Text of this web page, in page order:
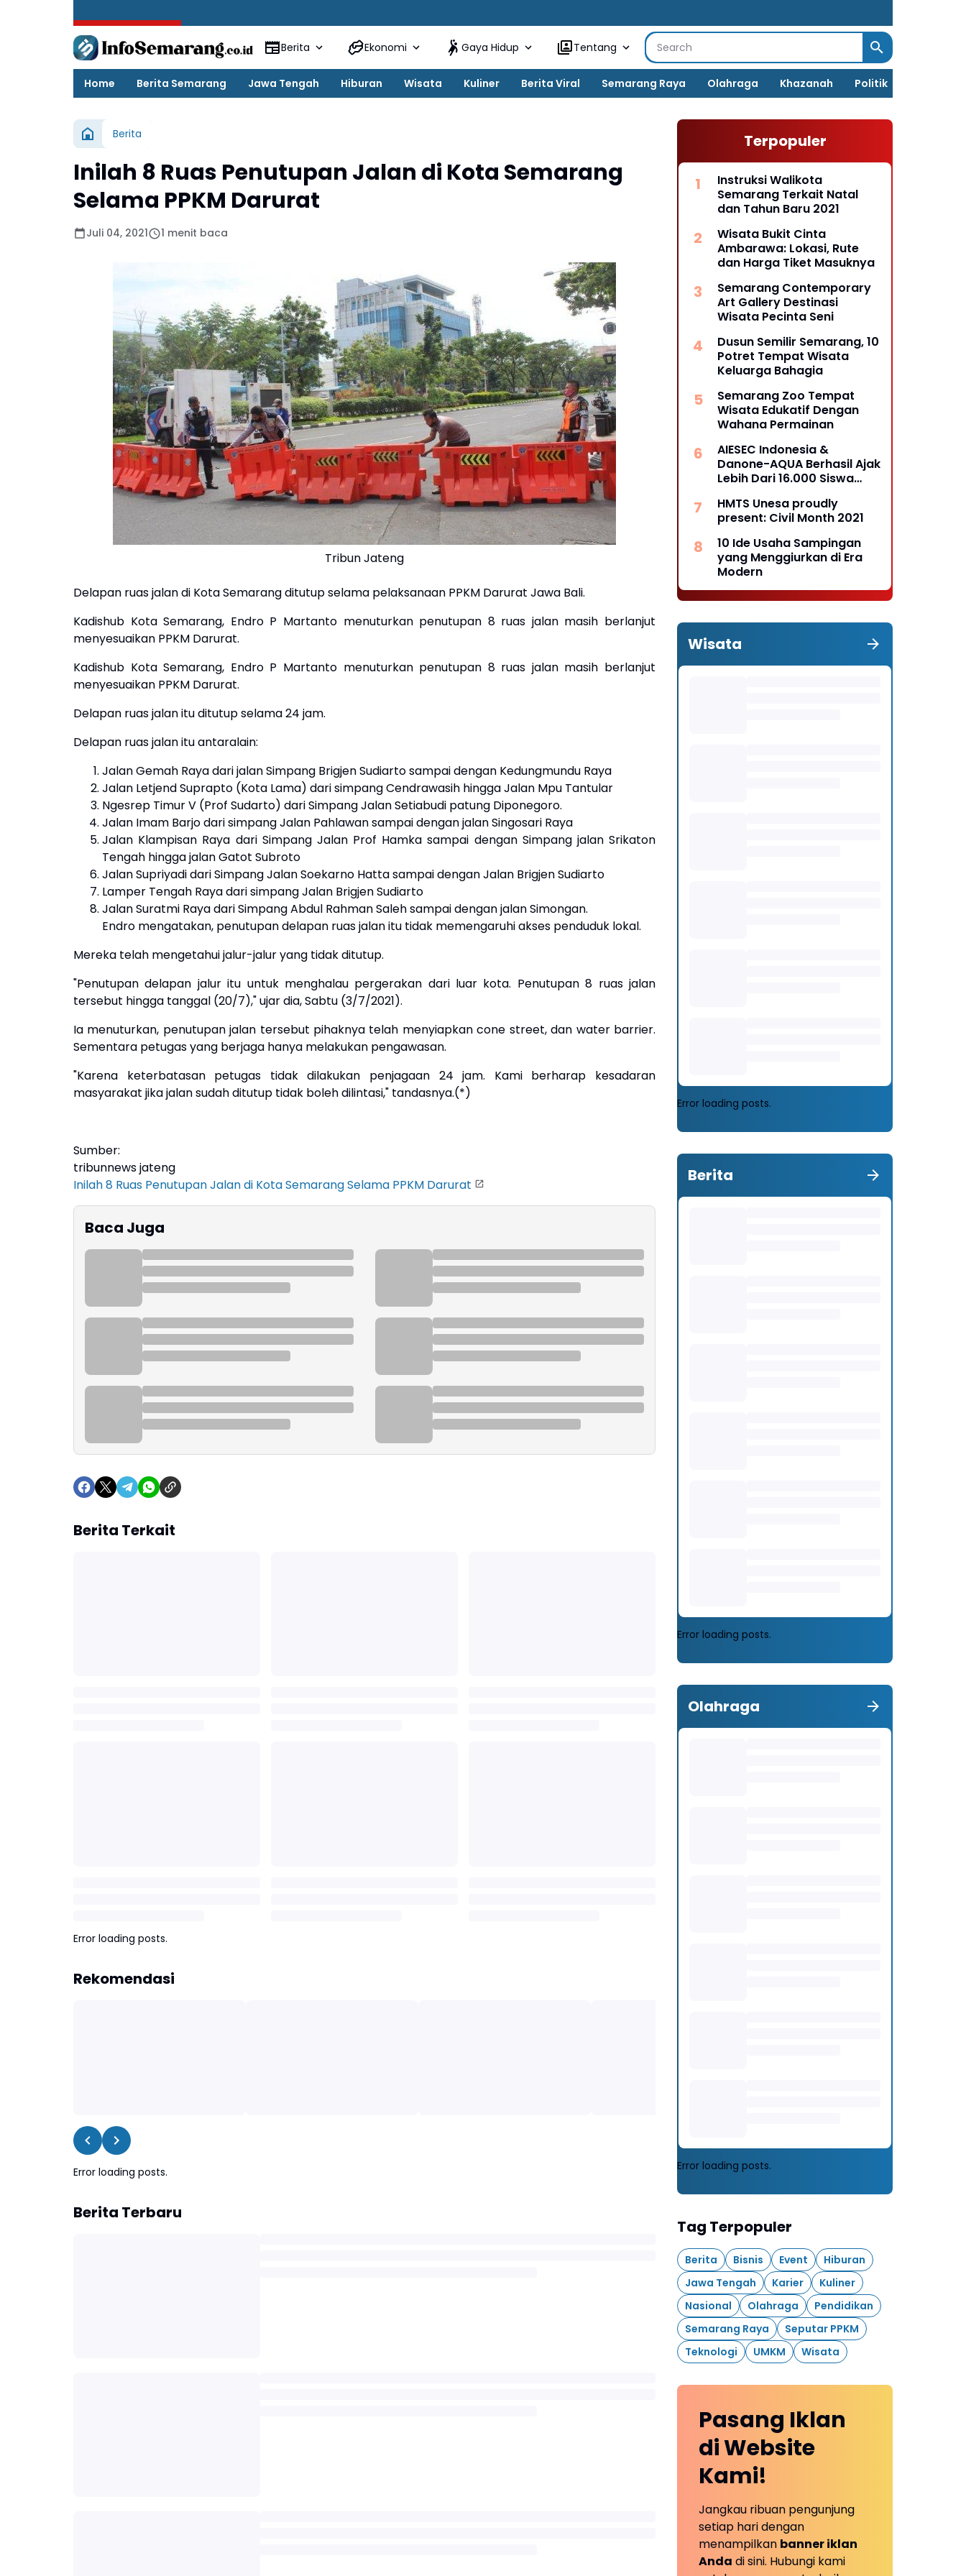
BREAKING NEWS
Berita Ekonomi Gaya Hidup Tentang
Home Berita Semarang Jawa Tengah Hiburan Wisata Kuliner Berita Viral Semarang Raya Olahraga Khazanah Politik
Berita
Inilah 8 Ruas Penutupan Jalan di Kota Semarang
Selama PPKM Darurat
Juli 04, 2021 1 menit baca
Tribun Jateng
Delapan ruas jalan di Kota Semarang ditutup selama pelaksanaan PPKM Darurat Jawa Bali.
Kadishub Kota Semarang, Endro P Martanto menuturkan penutupan 8 ruas jalan masih berlanjut
menyesuaikan PPKM Darurat.
Kadishub Kota Semarang, Endro P Martanto menuturkan penutupan 8 ruas jalan masih berlanjut
menyesuaikan PPKM Darurat.
Delapan ruas jalan itu ditutup selama 24 jam.
Delapan ruas jalan itu antaralain:
Jalan Gemah Raya dari jalan Simpang Brigjen Sudiarto sampai dengan Kedungmundu Raya
Jalan Letjend Suprapto (Kota Lama) dari simpang Cendrawasih hingga Jalan Mpu Tantular
Ngesrep Timur V (Prof Sudarto) dari Simpang Jalan Setiabudi patung Diponegoro.
Jalan Imam Barjo dari simpang Jalan Pahlawan sampai dengan jalan Singosari Raya
Jalan Klampisan Raya dari Simpang Jalan Prof Hamka sampai dengan Simpang jalan Srikaton
Tengah hingga jalan Gatot Subroto
Jalan Supriyadi dari Simpang Jalan Soekarno Hatta sampai dengan Jalan Brigjen Sudiarto
Lamper Tengah Raya dari simpang Jalan Brigjen Sudiarto
Jalan Suratmi Raya dari Simpang Abdul Rahman Saleh sampai dengan jalan Simongan.
Endro mengatakan, penutupan delapan ruas jalan itu tidak memengaruhi akses penduduk lokal.
Mereka telah mengetahui jalur-jalur yang tidak ditutup.
"Penutupan delapan jalur itu untuk menghalau pergerakan dari luar kota. Penutupan 8 ruas jalan
tersebut hingga tanggal (20/7)," ujar dia, Sabtu (3/7/2021).
Ia menuturkan, penutupan jalan tersebut pihaknya telah menyiapkan cone street, dan water barrier.
Sementara petugas yang berjaga hanya melakukan pengawasan.
"Karena keterbatasan petugas tidak dilakukan penjagaan 24 jam. Kami berharap kesadaran
masyarakat jika jalan sudah ditutup tidak boleh dilintasi," tandasnya.(*)
Sumber:
tribunnews jateng
Inilah 8 Ruas Penutupan Jalan di Kota Semarang Selama PPKM Darurat
Baca Juga
Berita Terkait
Error loading posts.
Rekomendasi
Error loading posts.
Berita Terbaru
Terpopuler
Instruksi Walikota
Semarang Terkait Natal
dan Tahun Baru 2021
Wisata Bukit Cinta
Ambarawa: Lokasi, Rute
dan Harga Tiket Masuknya
Semarang Contemporary
Art Gallery Destinasi
Wisata Pecinta Seni
Dusun Semilir Semarang, 10
Potret Tempat Wisata
Keluarga Bahagia
Semarang Zoo Tempat
Wisata Edukatif Dengan
Wahana Permainan
AIESEC Indonesia &
Danone-AQUA Berhasil Ajak
Lebih Dari 16.000 Siswa
Minum Air Mineral Melalui
Edukasi Interaktif
HMTS Unesa proudly
present: Civil Month 2021
10 Ide Usaha Sampingan
yang Menggiurkan di Era
Modern
Wisata
Error loading posts.
Berita
Error loading posts.
Olahraga
Error loading posts.
Tag Terpopuler
Berita Bisnis Event
Hiburan
Jawa Tengah
Karier
Kuliner
Nasional
Olahraga
Pendidikan
Semarang Raya
Seputar PPKM
Teknologi
UMKM Wisata
Pasang Iklan
di Website
Kami!
Jangkau ribuan pengunjung
setiap hari dengan
menampilkan banner iklan
Anda di sini. Hubungi kami